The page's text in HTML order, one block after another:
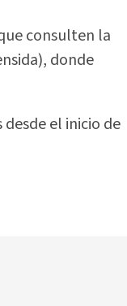
consulten la
donde
el inicio de